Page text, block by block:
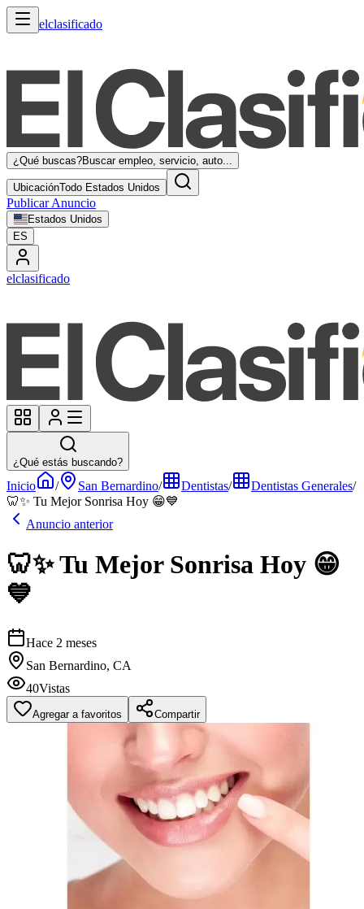
elclasificado
¿Qué buscas?Buscar empleo, servicio, auto...
UbicaciónTodo Estados Unidos
Publicar Anuncio
Estados Unidos
ES
elclasificado
¿Qué estás buscando?
Inicio / San Bernardino/ Dentistas/ Dentistas Generales/
🦷✨ Tu Mejor Sonrisa Hoy 😁💙
Anuncio anterior
🦷✨ Tu Mejor Sonrisa Hoy 😁
💙
Hace 2 meses
San Bernardino, CA
40Vistas
Agregar a favoritos Compartir